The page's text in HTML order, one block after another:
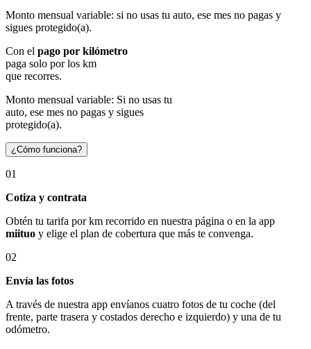
Monto mensual variable: si no usas tu auto, ese mes no pagas y
sigues protegido(a).
Con el pago por kilómetro
paga solo por los km
que recorres.
Monto mensual variable: Si no usas tu
auto, ese mes no pagas y sigues
protegido(a).
¿Cómo funciona?
01
Cotiza y contrata
Obtén tu tarifa por km recorrido en nuestra página o en la app
miituo y elige el plan de cobertura que más te convenga.
02
Envía las fotos
A través de nuestra app envíanos cuatro fotos de tu coche (del
frente, parte trasera y costados derecho e izquierdo) y una de tu
odómetro.